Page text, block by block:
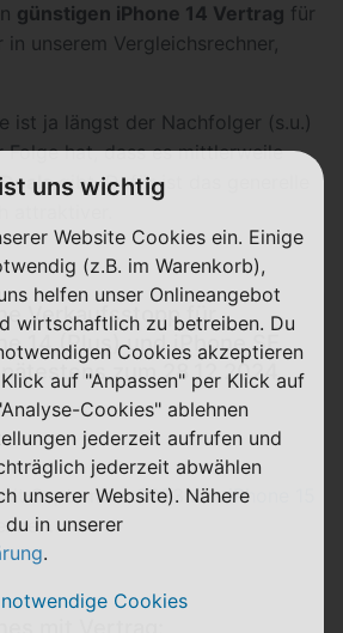
günstigen iPhone 14 Vertrag für
unserem Vergleichsrechner,
ist ja längst der Nachfolger (s.u.)
Folge hat, dass es mittlerweile
gibt. Dafür ist das generelle
Verkaufsstopp für
14 (Plus) und iPhone SE
zum 28.12.2024
September 2023 dasiPhone 15
uns wichtig
Website Cookies ein. Einige
(z.B. im Warenkorb),
helfen unser Onlineangebot
wirtschaftlich zu betreiben. Du
Cookies akzeptieren
auf "Anpassen" per Klick auf
Cookies" ablehnen
jederzeit aufrufen und
jederzeit abwählen
unserer Website). Nähere
in unserer
.
Cookies